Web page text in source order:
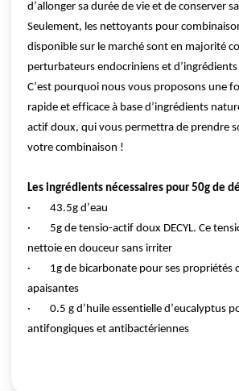
d’allonger sa durée de vie et de conserver
Seulement, les nettoyants pour
disponible sur le marché sont en majorité
perturbateurs endocriniens et
C’est pourquoi nous vous proposons une
rapide et efficace à base d’ingrédients
actif doux, qui vous permettra de prendre
votre combinaison !
Les ingrédients nécessaires pour 50g de
·        43.5g d’eau
·        5g de tensio-actif doux DECYL. Ce
nettoie en douceur sans irriter
·        1g de bicarbonate pour ses
apaisantes
·        0.5 g d’huile essentielle
antifongiques et antibactériennes